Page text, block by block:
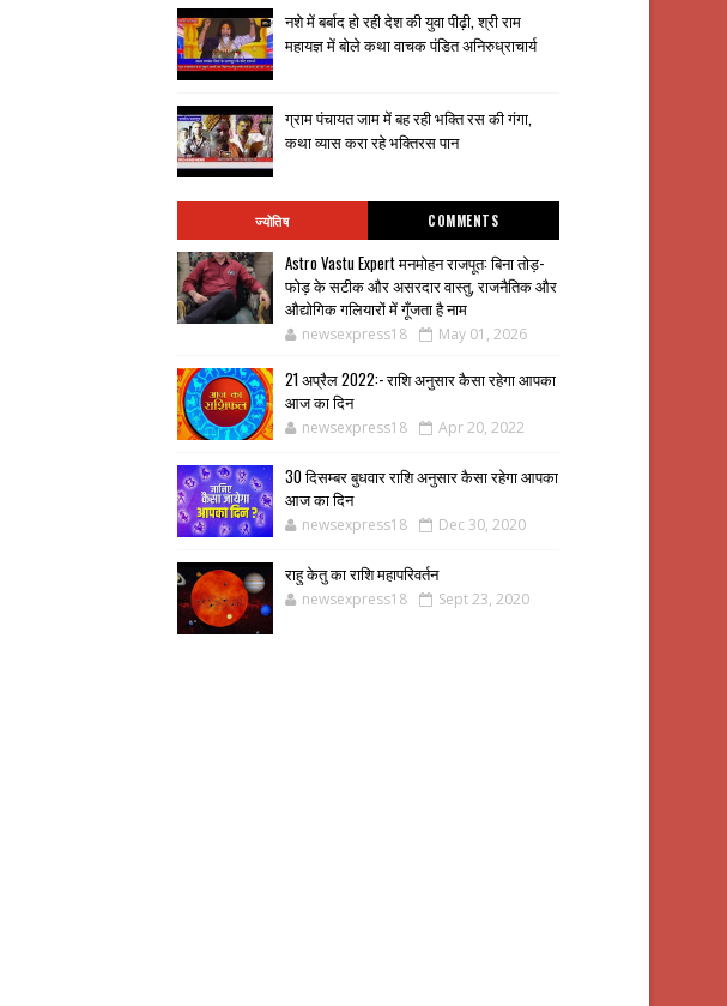
नशे में बर्बाद हो रही देश की युवा पीढ़ी, श्री राम
महायज्ञ में बोले कथा वाचक पंडित अनिरुध्राचार्य
ग्राम पंचायत जाम में बह रही भक्ति रस की गंगा,
कथा व्यास करा रहे भक्तिरस पान
ज्योतिष COMMENTS
Astro Vastu Expert मनमोहन राजपूत: बिना तोड़-
फोड़ के सटीक और असरदार वास्तु, राजनैतिक और
औद्योगिक गलियारों में गूँजता है नाम
newsexpress18 May 01, 2026
21 अप्रैल 2022:- राशि अनुसार कैसा रहेगा आपका
आज का दिन
newsexpress18 Apr 20, 2022
30 दिसम्बर बुधवार राशि अनुसार कैसा रहेगा आपका
आज का दिन
newsexpress18 Dec 30, 2020
राहु केतु का राशि महापरिवर्तन
newsexpress18 Sept 23, 2020